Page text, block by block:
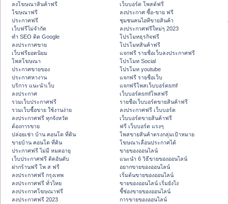
ลงโฆษณาสินค้าฟรี
โฆษณาฟรี
ประกาศฟรี
เว็บฟรีไม่จำกัด
ทำ SEO ติด Google
ลงประกาศขาย
เว็บฟรียอดนิยม
โพสโฆษณา
ประกาศขายของ
ประกาศหางาน
บริการ แนะนำเว็บ
ลงประกาศ
รวมเว็บประกาศฟรี
รวมเว็บซื้อขาย ใช้งานง่าย
ลงประกาศฟรี ทุกจังหวัด
ต้องการขาย
ปล่อยเช่า บ้าน คอนโด ที่ดิน
ขายบ้าน คอนโด ที่ดิน
ประกาศฟรี ไม่มี หมดอายุ
เว็บประกาศฟรี ติดอันดับ
ฝากร้านฟรี โพ ส ฟรี
ลงประกาศฟรี กรุงเทพ
ลงประกาศฟรี ทั่วไทย
ลงประกาศโฆษณาฟรี
ลงประกาศฟรี 2023
เว็บบอร์ด โพสต์ฟรี
ลงประกาศ ซื้อ-ขาย ฟรี
ชุมชนคนไอทีขายสินค้า
ลงประกาศฟรีใหม่ๆ 2023
โปรโมทธุรกิจฟรี
โปรโมทสินค้าฟรี
แจกฟรี รายชื่อเว็บลงประกาศฟรี
โปรโมท Social
โปรโมท youtube
แจกฟรี รายชื่อเว็บ
แจกฟรีโพสเว็บบอร์ดsmf
เว็บบอร์ดsmfโพสฟรี
รายชื่อเว็บบอร์ดขายสินค้าฟรี
ลงประกาศฟรี เว็บบอร์ด
เว็บบอร์ดขายสินค้าฟรี
ฟรี เว็บบอร์ด แรงๆ
โพสขายสินค้าตรงกลุ่มเป้าหมาย
โฆษณาเลื่อนประกาศได้
ขายของออนไลน์
แนะนำ 6 วิธีขายของออนไลน์
อยากขายของออนไลน์
เริ่มต้นขายของออนไลน์
ขายของออนไลน์ เริ่มยังไง
ชี้ช่องขายของออนไลน์
การขายของออนไลน์